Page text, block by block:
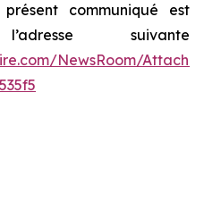
communiqué est
suivante
NewsRoom/